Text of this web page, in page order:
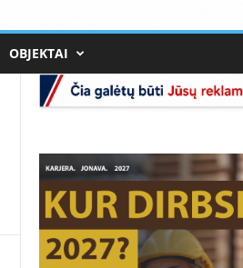
OBJEKTAI